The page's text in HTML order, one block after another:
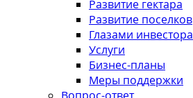
Развитие гектара
Развитие поселков
Глазами инвестора
Услуги
Бизнес-планы
Меры поддержки